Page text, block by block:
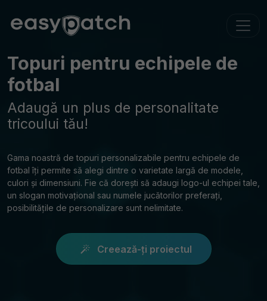
Topuri pentru echipele de
fotbal
Adaugă un plus de personalitate
tricoului tău!
Gama noastră de topuri personalizabile pentru echipele de
fotbal îți permite să alegi dintre o varietate largă de modele,
culori și dimensiuni. Fie că dorești să adaugi logo-ul echipei tale,
un slogan motivațional sau numele jucătorilor preferați,
posibilitățile de personalizare sunt nelimitate.
Creează-ți proiectul